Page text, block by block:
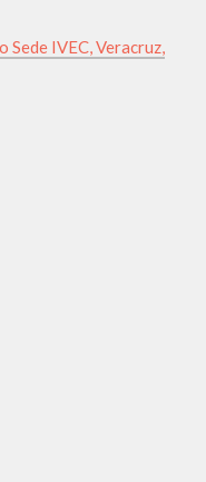
IVEC, Veracruz,